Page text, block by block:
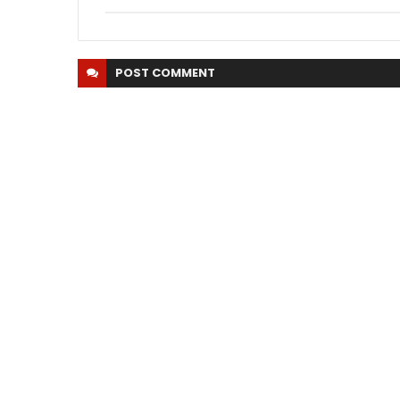
POST COMMENT